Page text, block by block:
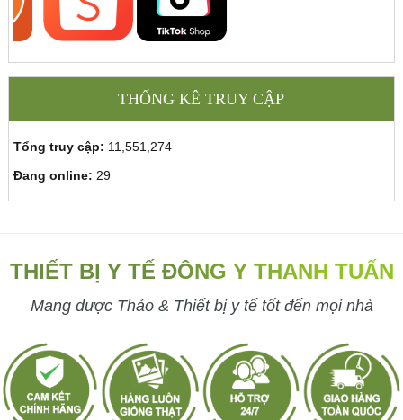
THỐNG KÊ TRUY CẬP
Tổng truy cập: 11,551,274
Đang online: 29
THIẾT BỊ Y TẾ ĐÔNG Y THANH TUẤN
Mang dược Thảo & Thiết bị y tế tốt đến mọi nhà